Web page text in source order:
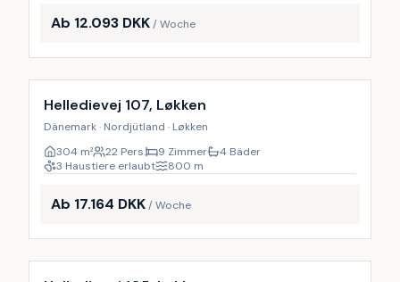
Ab 12.093 DKK/ Woche
Inkl. Endreinigung
Helledievej 107, Løkken
Dänemark · Nordjütland · Løkken
304 m² 22 Pers. 9 Zimmer
4 Bäder
3 Haustiere erlaubt
800 m
Ab 17.164 DKK/ Woche
Inkl. Endreinigung